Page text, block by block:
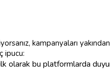
kampanyaları
ipucu:
olarak bu platformlarda